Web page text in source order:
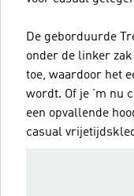
De geborduurde
onder de linker
toe, waardoor het
wordt. Of je 'm nu
een opvallende
casual